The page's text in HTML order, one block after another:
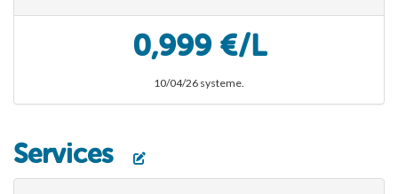
0,999 €/L
10/04/26 systeme.
Services